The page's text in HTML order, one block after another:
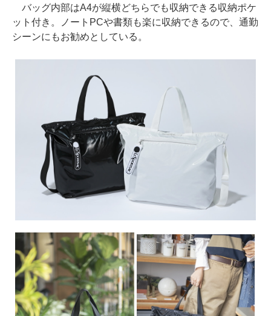
バッグ内部はA4が縦横どちらでも収納できる収納ポケ
ット付き。ノートPCや書類も楽に収納できるので、通勤
シーンにもお勧めとしている。